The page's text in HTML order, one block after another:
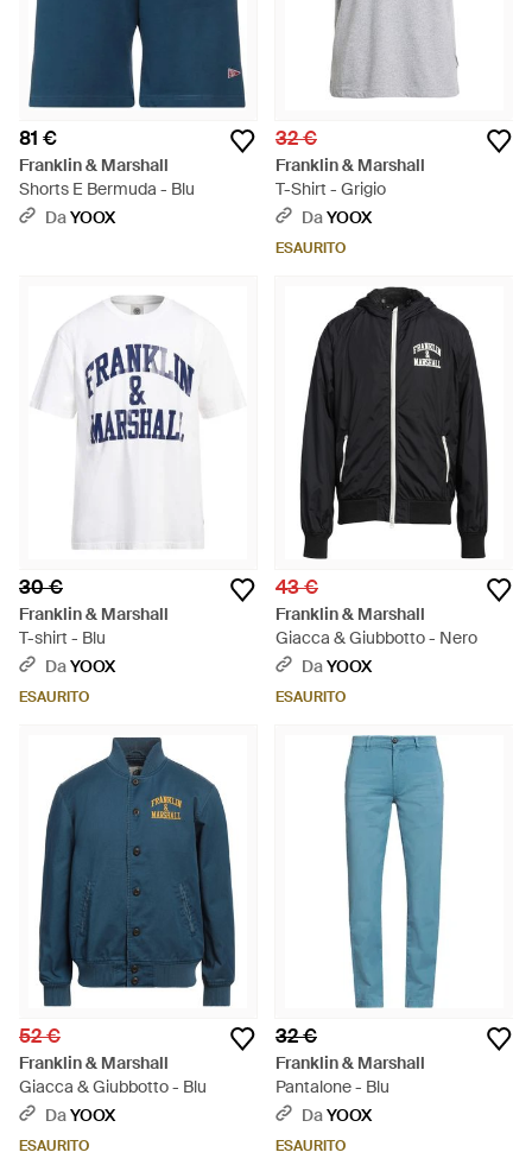
81 €
Franklin & Marshall
Shorts E Bermuda - Blu
DaYOOX
32 €
Franklin & Marshall
T-Shirt - Grigio
DaYOOX
ESAURITO
30 €
Franklin & Marshall
T-shirt - Blu
DaYOOX
ESAURITO
43 €
Franklin & Marshall
Giacca & Giubbotto - Nero
DaYOOX
ESAURITO
52 €
Franklin & Marshall
Giacca & Giubbotto - Blu
DaYOOX
ESAURITO
32 €
Franklin & Marshall
Pantalone - Blu
DaYOOX
ESAURITO